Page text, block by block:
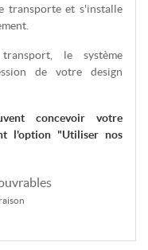
transporte et s'installe
le système
de votre design
concevoir votre
l'option "Utiliser nos